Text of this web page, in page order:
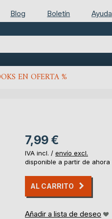
Blog Boletín Ayuda
EN OFERTA %
7,99 €
IVA incl. / envío excl.
disponible a partir de ahora
AL CARRITO
Añadir a lista de deseo